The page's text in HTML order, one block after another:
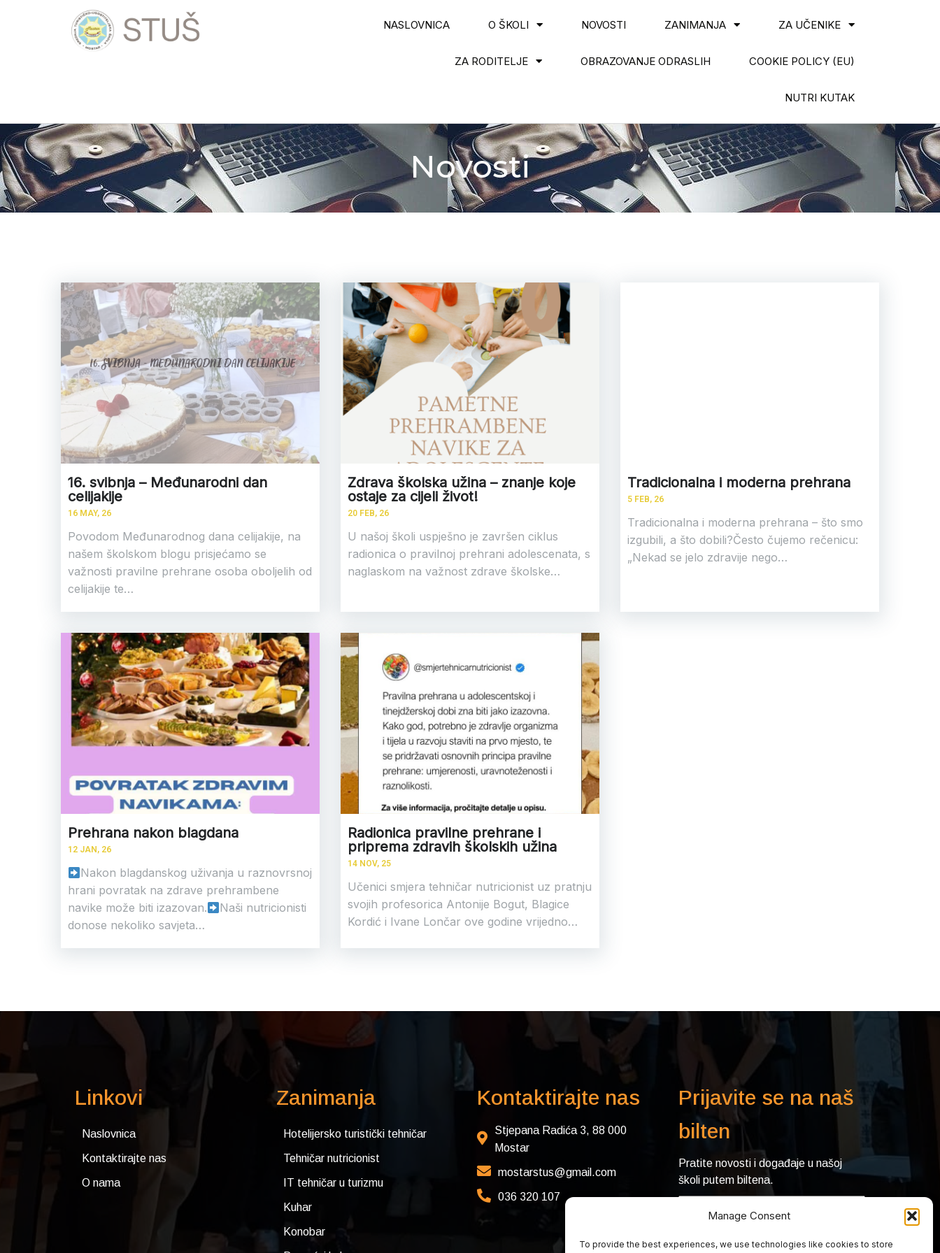
Manage Consent
To provide the best experiences, we use technologies like cookies to store
NASLOVNICA O ŠKOLI NOVOSTI ZANIMANJA ZA UČENIKE
ZA RODITELJE OBRAZOVANJE ODRASLIH COOKIE POLICY (EU)
NUTRI KUTAK
Novosti
16. svibnja – Međunarodni dan
celijakije
16 MAY, 26
Povodom Međunarodnog dana celijakije, na
našem školskom blogu prisjećamo se
važnosti pravilne prehrane osoba oboljelih od
celijakije te…
Zdrava školska užina – znanje koje
ostaje za cijeli život!
20 FEB, 26
U našoj školi uspješno je završen ciklus
radionica o pravilnoj prehrani adolescenata, s
naglaskom na važnost zdrave školske…
Tradicionalna i moderna prehrana
5 FEB, 26
Tradicionalna i moderna prehrana – što smo
izgubili, a što dobili?Često čujemo rečenicu:
„Nekad se jelo zdravije nego…
Prehrana nakon blagdana
12 JAN, 26
Nakon blagdanskog uživanja u raznovrsnoj
hrani povratak na zdrave prehrambene
navike može biti izazovan.
Naši nutricionisti
donose nekoliko savjeta…
Radionica pravilne prehrane i
priprema zdravih školskih užina
14 NOV, 25
Učenici smjera tehničar nutricionist uz pratnju
svojih profesorica Antonije Bogut, Blagice
Kordić i Ivane Lončar ove godine vrijedno…
Linkovi
Naslovnica
Kontaktirajte nas
O nama
Zanimanja
Hotelijersko turistički tehničar
Tehničar nutricionist
IT tehničar u turizmu
Kuhar
Konobar
Kontaktirajte nas
Stjepana Radića 3, 88 000
Mostar
mostarstus@gmail.com
036 320 107
Prijavite se na naš
bilten
Pratite novosti i događaje u našoj
školi putem biltena.
Pošaljite